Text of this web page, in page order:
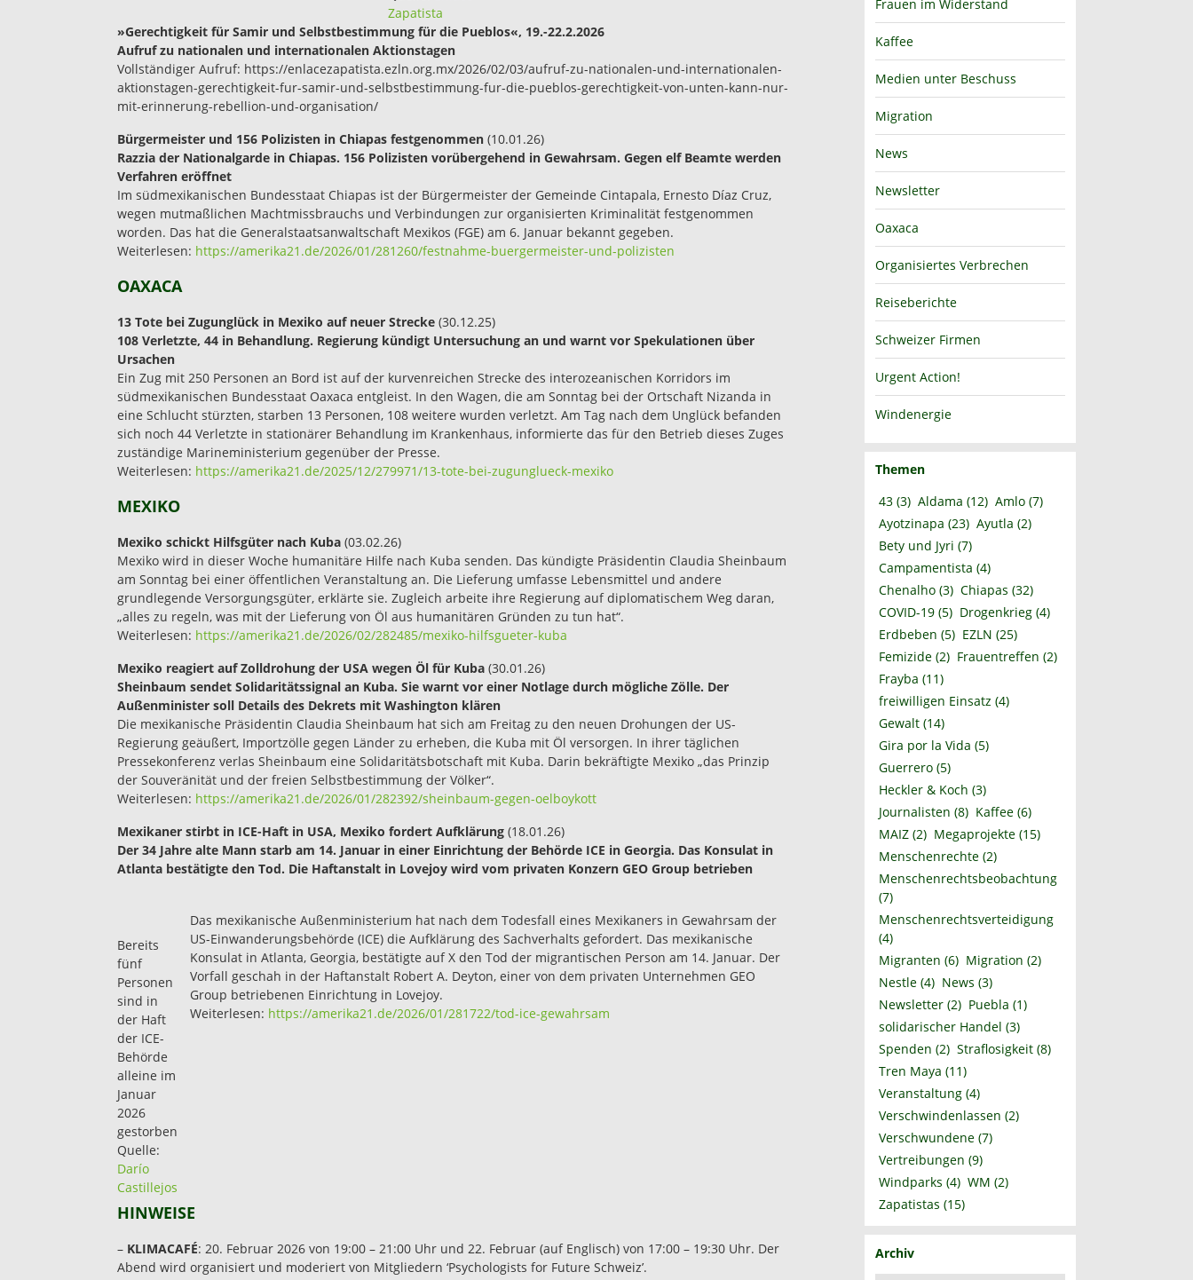
Zapatista
»Gerechtigkeit für Samir und Selbstbestimmung für die Pueblos«, 19.-22.2.2026
Aufruf zu nationalen und internationalen Aktionstagen
Vollständiger Aufruf: https://enlacezapatista.ezln.org.mx/2026/02/03/aufruf-zu-nationalen-und-internationalen-
aktionstagen-gerechtigkeit-fur-samir-und-selbstbestimmung-fur-die-pueblos-gerechtigkeit-von-unten-kann-nur-
mit-erinnerung-rebellion-und-organisation/
Bürgermeister und 156 Polizisten in Chiapas festgenommen (10.01.26)
Razzia der Nationalgarde in Chiapas. 156 Polizisten vorübergehend in Gewahrsam. Gegen elf Beamte werden
Verfahren eröffnet
Im südmexikanischen Bundesstaat Chiapas ist der Bürgermeister der Gemeinde Cintapala, Ernesto Díaz Cruz,
wegen mutmaßlichen Machtmissbrauchs und Verbindungen zur organisierten Kriminalität festgenommen
worden. Das hat die Generalstaatsanwaltschaft Mexikos (FGE) am 6. Januar bekannt gegeben.
Weiterlesen: https://amerika21.de/2026/01/281260/festnahme-buergermeister-und-polizisten
OAXACA
13 Tote bei Zugunglück in Mexiko auf neuer Strecke (30.12.25)
108 Verletzte, 44 in Behandlung. Regierung kündigt Untersuchung an und warnt vor Spekulationen über
Ursachen
Ein Zug mit 250 Personen an Bord ist auf der kurvenreichen Strecke des interozeanischen Korridors im
südmexikanischen Bundesstaat Oaxaca entgleist. In den Wagen, die am Sonntag bei der Ortschaft Nizanda in
eine Schlucht stürzten, starben 13 Personen, 108 weitere wurden verletzt. Am Tag nach dem Unglück befanden
sich noch 44 Verletzte in stationärer Behandlung im Krankenhaus, informierte das für den Betrieb dieses Zuges
zuständige Marineministerium gegenüber der Presse.
Weiterlesen: https://amerika21.de/2025/12/279971/13-tote-bei-zugunglueck-mexiko
MEXIKO
Mexiko schickt Hilfsgüter nach Kuba (03.02.26)
Mexiko wird in dieser Woche humanitäre Hilfe nach Kuba senden. Das kündigte Präsidentin Claudia Sheinbaum
am Sonntag bei einer öffentlichen Veranstaltung an. Die Lieferung umfasse Lebensmittel und andere
grundlegende Versorgungsgüter, erklärte sie. Zugleich arbeite ihre Regierung auf diplomatischem Weg daran,
„alles zu regeln, was mit der Lieferung von Öl aus humanitären Gründen zu tun hat“.
Weiterlesen: https://amerika21.de/2026/02/282485/mexiko-hilfsgueter-kuba
Mexiko reagiert auf Zolldrohung der USA wegen Öl für Kuba (30.01.26)
Sheinbaum sendet Solidaritätssignal an Kuba. Sie warnt vor einer Notlage durch mögliche Zölle. Der
Außenminister soll Details des Dekrets mit Washington klären
Die mexikanische Präsidentin Claudia Sheinbaum hat sich am Freitag zu den neuen Drohungen der US-
Regierung geäußert, Importzölle gegen Länder zu erheben, die Kuba mit Öl versorgen. In ihrer täglichen
Pressekonferenz verlas Sheinbaum eine Solidaritätsbotschaft mit Kuba. Darin bekräftigte Mexiko „das Prinzip
der Souveränität und der freien Selbstbestimmung der Völker“.
Weiterlesen: https://amerika21.de/2026/01/282392/sheinbaum-gegen-oelboykott
Mexikaner stirbt in ICE-Haft in USA, Mexiko fordert Aufklärung (18.01.26)
Der 34 Jahre alte Mann starb am 14. Januar in einer Einrichtung der Behörde ICE in Georgia. Das Konsulat in
Atlanta bestätigte den Tod. Die Haftanstalt in Lovejoy wird vom privaten Konzern GEO Group betrieben
Bereits
fünf
Personen
sind in
der Haft
der ICE-
Behörde
alleine im
Januar
2026
gestorben
Quelle:
Darío
Castillejos
Das mexikanische Außenministerium hat nach dem Todesfall eines Mexikaners in Gewahrsam der
US-Einwanderungsbehörde (ICE) die Aufklärung des Sachverhalts gefordert. Das mexikanische
Konsulat in Atlanta, Georgia, bestätigte auf X den Tod der migrantischen Person am 14. Januar. Der
Vorfall geschah in der Haftanstalt Robert A. Deyton, einer von dem privaten Unternehmen GEO
Group betriebenen Einrichtung in Lovejoy.
Weiterlesen: https://amerika21.de/2026/01/281722/tod-ice-gewahrsam
HINWEISE
– KLIMACAFÉ: 20. Februar 2026 von 19:00 – 21:00 Uhr und 22. Februar (auf Englisch) von 17:00 – 19:30 Uhr. Der
Abend wird organisiert und moderiert von Mitgliedern ‘Psychologists for Future Schweiz’.
Frauen im Widerstand
Kaffee
Medien unter Beschuss
Migration
News
Newsletter
Oaxaca
Organisiertes Verbrechen
Reiseberichte
Schweizer Firmen
Urgent Action!
Windenergie
Themen
43 (3) Aldama (12) Amlo (7)
Ayotzinapa (23) Ayutla (2)
Bety und Jyri (7)
Campamentista (4)
Chenalho (3) Chiapas (32)
COVID-19 (5) Drogenkrieg (4)
Erdbeben (5) EZLN (25)
Femizide (2) Frauentreffen (2)
Frayba (11)
freiwilligen Einsatz (4)
Gewalt (14)
Gira por la Vida (5)
Guerrero (5)
Heckler & Koch (3)
Journalisten (8) Kaffee (6)
MAIZ (2) Megaprojekte (15)
Menschenrechte (2)
Menschenrechtsbeobachtung
(7)
Menschenrechtsverteidigung
(4)
Migranten (6) Migration (2)
Nestle (4) News (3)
Newsletter (2) Puebla (1)
solidarischer Handel (3)
Spenden (2) Straflosigkeit (8)
Tren Maya (11)
Veranstaltung (4)
Verschwindenlassen (2)
Verschwundene (7)
Vertreibungen (9)
Windparks (4) WM (2)
Zapatistas (15)
Archiv